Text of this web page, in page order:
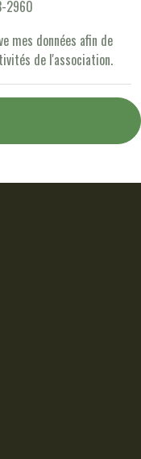
2960
mes données afin de
de l'association.